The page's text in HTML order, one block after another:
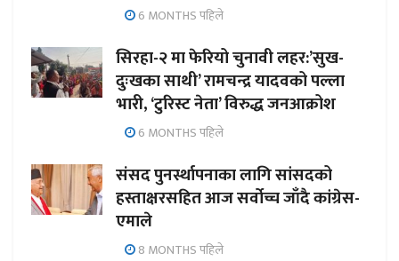
6 MONTHS पहिले
सिरहा-२ मा फेरियो चुनावी लहर:’सुख-
दुःखका साथी’ रामचन्द्र यादवको पल्ला
भारी, ‘टुरिस्ट नेता’ विरुद्ध जनआक्रोश
6 MONTHS पहिले
संसद पुनर्स्थापनाका लागि सांसदको
हस्ताक्षरसहित आज सर्वोच्च जाँदै कांग्रेस-
एमाले
8 MONTHS पहिले